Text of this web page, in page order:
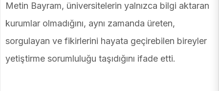
Metin Bayram, üniversitelerin yalnızca bilgi aktaran
kurumlar olmadığını, aynı zamanda üreten,
sorgulayan ve fikirlerini hayata geçirebilen bireyler
yetiştirme sorumluluğu taşıdığını ifade etti.